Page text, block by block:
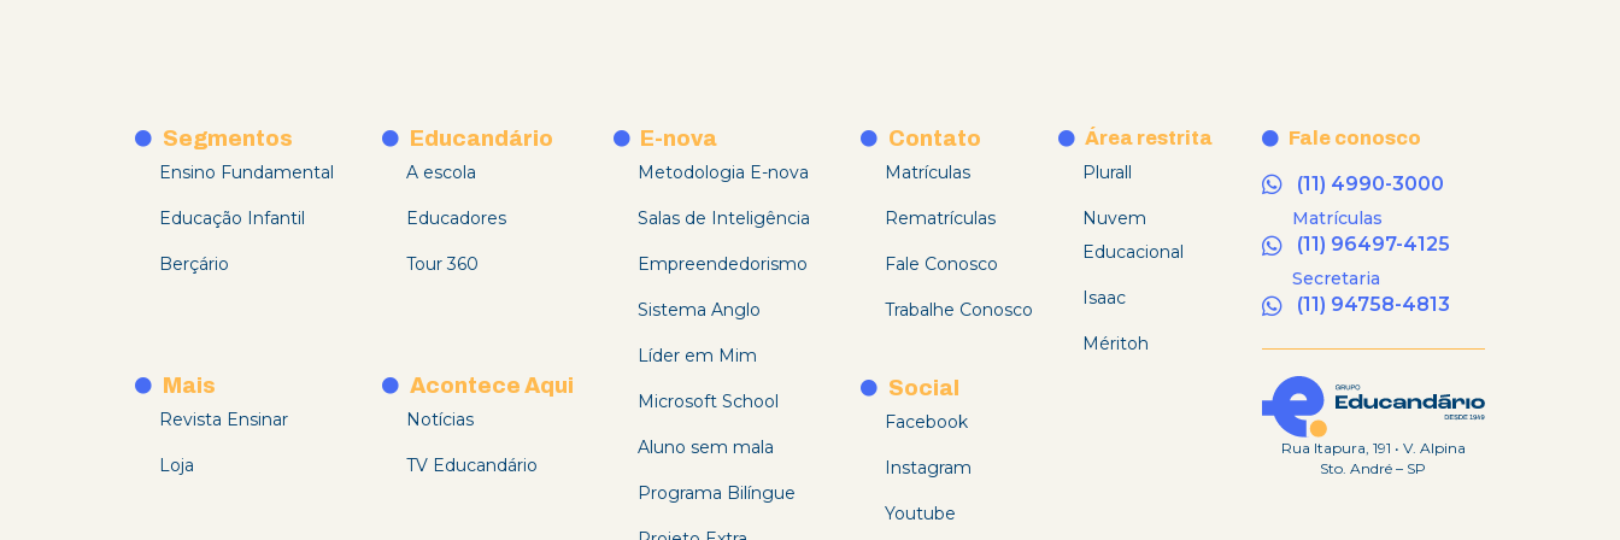
Segmentos
Ensino Fundamental
Educação Infantil
Berçário
Mais
Revista Ensinar
Loja
Educandário
A escola
Educadores
Tour 360
Acontece Aqui
Notícias
TV Educandário
E-nova
Metodologia E-nova
Salas de Inteligência
Empreendedorismo
Sistema Anglo
Líder em Mim
Microsoft School
Aluno sem mala
Programa Bilíngue
Contato
Matrículas
Rematrículas
Fale Conosco
Trabalhe Conosco
Social
Facebook
Instagram
Youtube
Área restrita
Plurall
Nuvem
Educacional
Isaac
Méritoh
Fale conosco
(11) 4990-3000
Matrículas
(11) 96497-4125
Secretaria
(11) 94758-4813
Rua Itapura, 191 • V. Alpina
Sto. André – SP